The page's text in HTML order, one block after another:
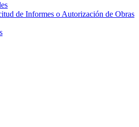
de Informes o Autorización de Obras